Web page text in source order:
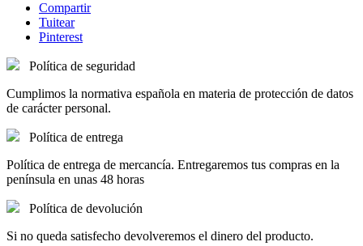
Compartir
Tuitear
Pinterest
Política de seguridad
Cumplimos la normativa española en materia de protección de datos
de carácter personal.
Política de entrega
Política de entrega de mercancía. Entregaremos tus compras en la
península en unas 48 horas
Política de devolución
Si no queda satisfecho devolveremos el dinero del producto.